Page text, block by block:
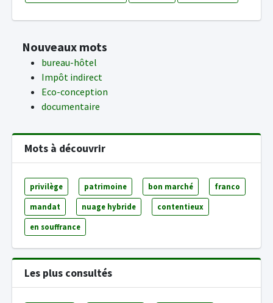
Nouveaux mots
bureau-hôtel
Impôt indirect
Eco-conception
documentaire
Mots à découvrir
privilège patrimoine bon marché franco
mandat nuage hybride contentieux
en souffrance
Les plus consultés